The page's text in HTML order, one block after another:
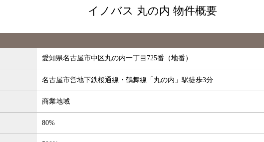
イノバス 丸の内 物件概要
愛知県名古屋市中区丸の内一丁目725番（地番）
名古屋市営地下鉄桜通線・鶴舞線「丸の内」駅徒歩3分
商業地域
80%